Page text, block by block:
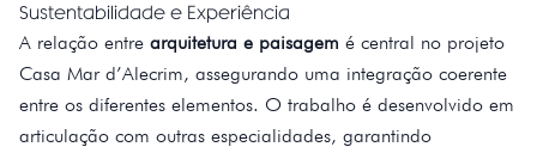
Sustentabilidade e Experiência
A relação entre arquitetura e paisagem é central no projeto
Casa Mar d’Alecrim, assegurando uma integração coerente
entre os diferentes elementos. O trabalho é desenvolvido em
articulação com outras especialidades, garantindo